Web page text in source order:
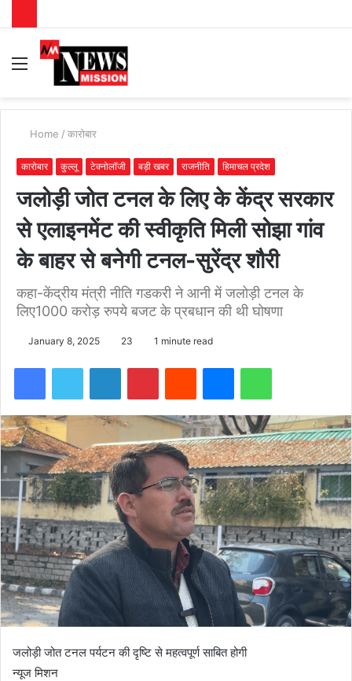
Menu
Home / कारोबार
कारोबार कुल्लू टेक्नोलॉजी बड़ी खबर राजनीति हिमाचल प्रदेश
जलोड़ी जोत टनल के लिए के केंद्र सरकार
से एलाइनमेंट की स्वीकृति मिली सोझा गांव
के बाहर से बनेगी टनल-सुरेंद्र शौरी
कहा-केंद्रीय मंत्री नीति गडकरी ने आनी में जलोड़ी टनल के
लिए1000 करोड़ रुपये बजट के प्रबधान की थी घोषणा
January 8, 2025 23 1 minute read
जलोड़ी जोत टनल पर्यटन की दृष्टि से महत्वपूर्ण साबित होगी
न्यूज मिशन